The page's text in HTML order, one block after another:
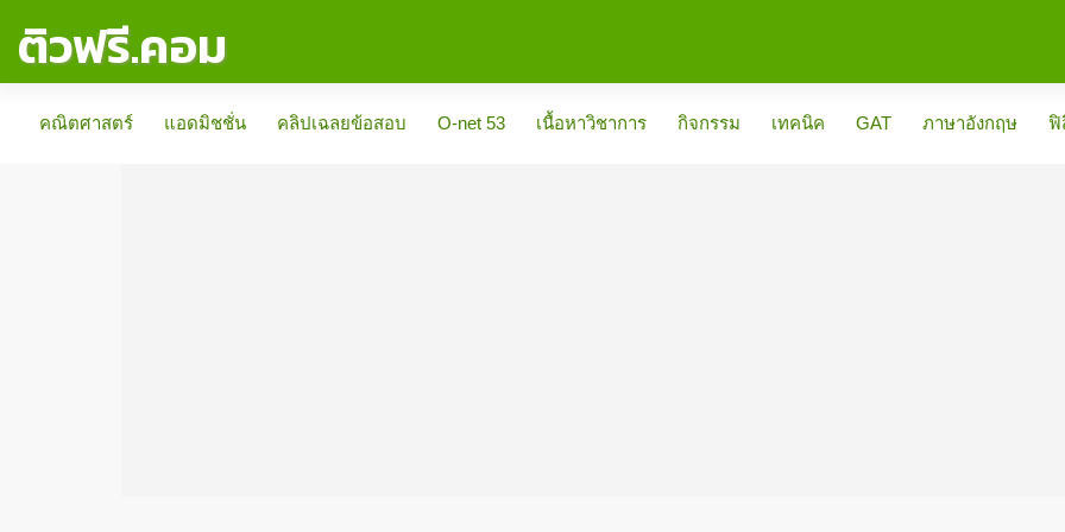
ติวฟรี.คอม
คณิตศาสตร์
แอดมิชชั่น คลิปเฉลยข้อสอบ O-net 53 เนื้อหาวิชาการ กิจกรรม เทคนิค GAT ภาษาอังกฤษ ฟิ